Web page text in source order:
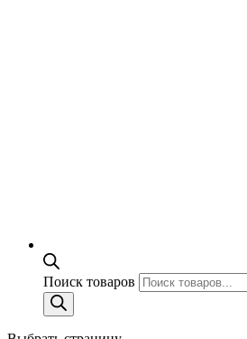
Поиск товаров